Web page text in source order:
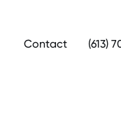
Contact (613)